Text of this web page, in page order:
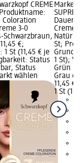
CREME
Coloration
3-0
Schwarzbraun,
€;
St (11,45 € je
Status
Status
wählen
Marke:
Creme
St;
1 St);
Grün
Grau
11,45 €
1 St